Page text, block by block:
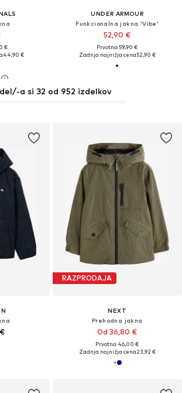
€
44,90 €
UNDER ARMOUR
Funkcionalna jakna 'Vibe'
52,90 €
Prvotno: 59,90 €
Zadnja najnižja cena52,90 €
a si 32 od 952 izdelkov
RAZPRODAJA
NEXT
Prehodna jakna
Od 36,80 €
Prvotno: 46,00 €
Zadnja najnižja cena23,92 €